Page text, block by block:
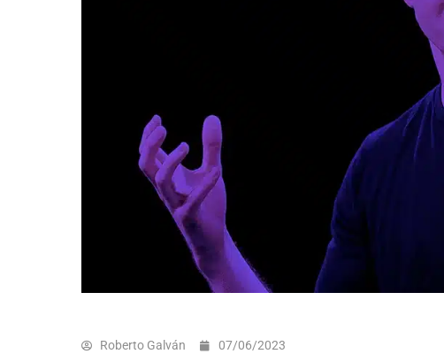
Roberto Galván 07/06/2023